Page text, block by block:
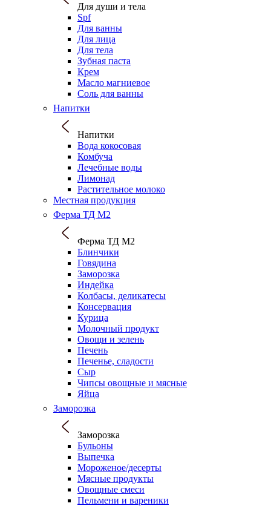
Для души и тела
Spf
Для ванны
Для лица
Для тела
Зубная паста
Крем
Масло магниевое
Соль для ванны
Напитки
Напитки
Вода кокосовая
Комбуча
Лечебные воды
Лимонад
Растительное молоко
Местная продукция
Ферма ТД М2
Ферма ТД М2
Блинчики
Говядина
Заморозка
Индейка
Колбасы, деликатесы
Консервация
Курица
Молочный продукт
Овощи и зелень
Печень
Печенье, сладости
Сыр
Чипсы овощные и мясные
Яйца
Заморозка
Заморозка
Бульоны
Выпечка
Мороженое/десерты
Мясные продукты
Овощные смеси
Пельмени и вареники